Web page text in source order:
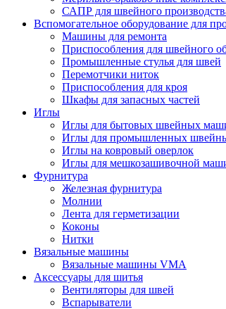
САПР для швейного
Вспомогательное оборудование для
Машины для ремонта
Приспособления для швейного
Промышленные стулья для швей
Перемотчики ниток
Приспособления для кроя
Шкафы для запасных частей
Иглы
Иглы для бытовых швейных
Иглы для промышленных
Иглы на ковровый оверлок
Иглы для мешкозашивочной
Фурнитура
Железная фурнитура
Молнии
Лента для герметизации
Коконы
Нитки
Вязальные машины
Вязальные машины VMA
Аксессуары для шитья
Вентиляторы для швей
Вспарыватели